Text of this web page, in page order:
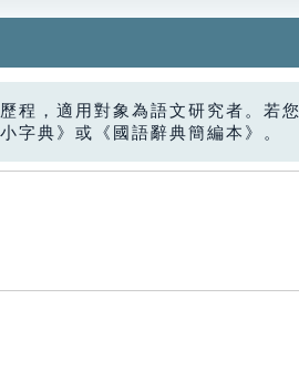
程，適用對象為語文研究者。若
字典》或《國語辭典簡編本》。